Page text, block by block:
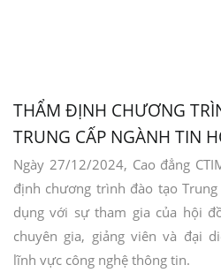
THẨM ĐỊNH CHƯƠNG
TRUNG CẤP NGÀNH TIN
Ngày 27/12/2024, Cao đẳng
định chương trình đào tạo
dụng với sự tham gia của hội
chuyên gia, giảng viên và đại
lĩnh vực công nghệ thông tin.